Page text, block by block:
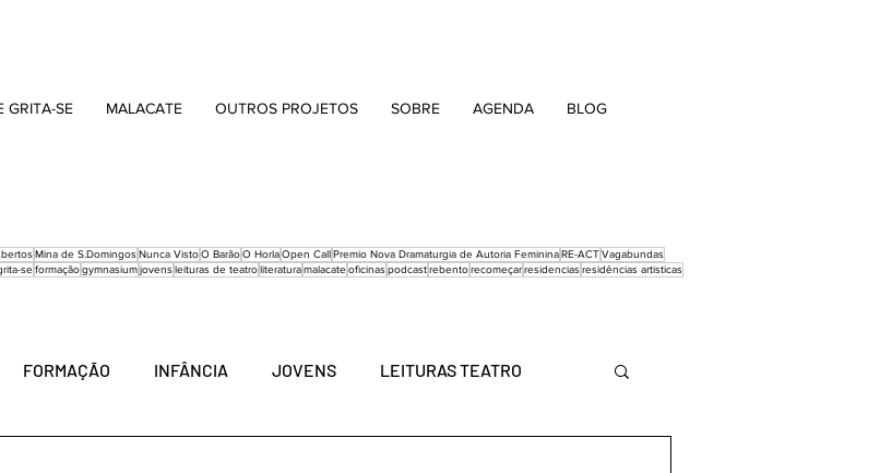
GRITA-SE MALACATE OUTROS PROJETOS SOBRE AGENDA BLOG
Mina de S.DomingosNunca VistoO BarãoO HorlaOpen CallPremio Nova Dramaturgia de Autoria FemininaRE-ACTVagabundas
seformaçãogymnasiumjovensleituras de teatroliteraturamalacateoficinaspodcastrebentorecomeçarresidenciasresidências artisticas
FORMAÇÃO INFÂNCIA JOVENS LEITURAS TEATRO